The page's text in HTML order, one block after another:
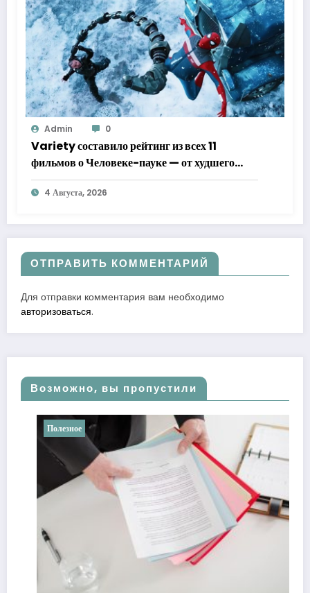
Admin 0
Variety составило рейтинг из всех 11
фильмов о Человеке-пауке — от худшего
к лучшему
4 Августа, 2026
ОТПРАВИТЬ КОММЕНТАРИЙ
Для отправки комментария вам необходимо
авторизоваться.
Возможно, вы пропустили
Полезное